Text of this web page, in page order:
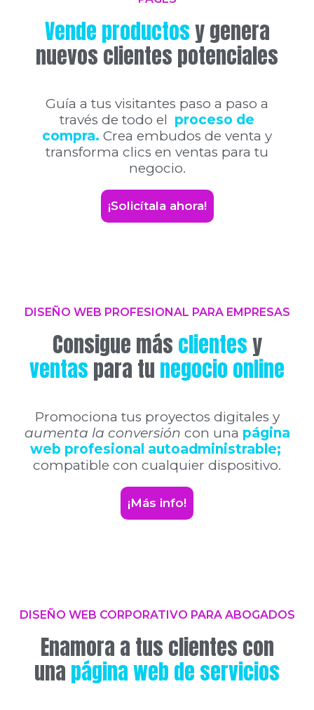
Vende productosy genera
nuevos clientes potenciales
Guía a tus visitantes paso a paso a
través de todo el proceso de
compra. Crea embudos de venta y
transforma clics en ventas para tu
negocio.
¡Solicítala ahora!
DISEÑO WEB PROFESIONAL PARA EMPRESAS
Consigue más clientesy
ventas para tu negocio online
Promociona tus proyectos digitales y
aumenta la conversión con una página
web profesional autoadministrable;
compatible con cualquier dispositivo.
¡Más info!
DISEÑO WEB CORPORATIVO PARA ABOGADOS
Enamora a tus clientes con
una página web de servicios